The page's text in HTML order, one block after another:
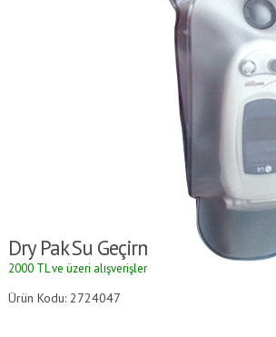
Dry Pak Su Geçirmez Kapaklı
2000 TL ve üzeri alışverişlerde kargo ücretsizdir.
Ürün Kodu: 2724047